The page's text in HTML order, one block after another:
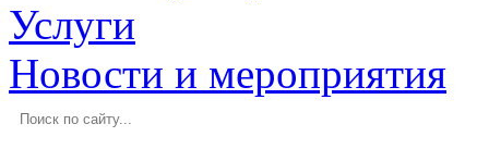
Услуги
Новости и мероприятия